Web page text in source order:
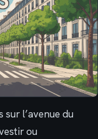
l’avenue du
ou